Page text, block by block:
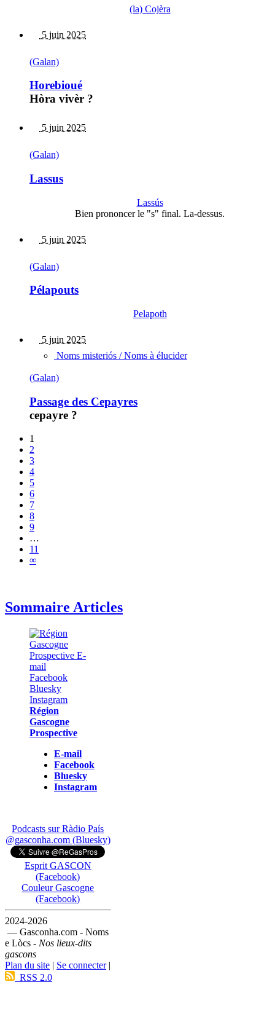
(la) Cojèra
5 juin 2025
(Galan)
Horebioué
Hòra vivèr ?
5 juin 2025
(Galan)
Lassus
Lassús
Bien prononcer le "s" final. La-dessus.
5 juin 2025
(Galan)
Pélapouts
Pelapoth
5 juin 2025
Noms misteriós / Noms à élucider
(Galan)
Passage des Cepayres
cepayre ?
1
2
3
4
5
6
7
8
9
…
11
∞
Sommaire Articles
Région
Gascogne
Prospective
E-mail
Facebook
Bluesky
Instagram
Podcasts sur Ràdio País
@gasconha.com (Bluesky)
Esprit GASCON
(Facebook)
Couleur Gascogne
(Facebook)
2024-2026
— Gasconha.com - Noms
e Lòcs - Nos lieux-dits
gascons
Plan du site | Se connecter|
RSS 2.0